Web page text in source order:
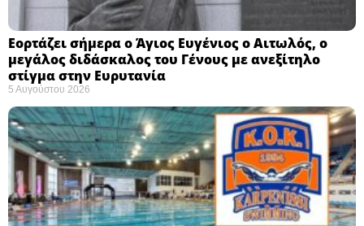
Εορτάζει σήμερα ο Άγιος Ευγένιος ο Αιτωλός, ο
μεγάλος διδάσκαλος του Γένους με ανεξίτηλο
στίγμα στην Ευρυτανία
5 Αυγούστου 2026